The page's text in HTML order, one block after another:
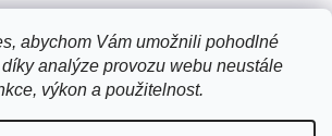
abychom Vám umožnili pohodlné
analýze provozu webu neustále
výkon a použitelnost.